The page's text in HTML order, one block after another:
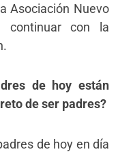
Asociación Nuevo
continuar con la
de hoy están
de ser padres?
de hoy en día